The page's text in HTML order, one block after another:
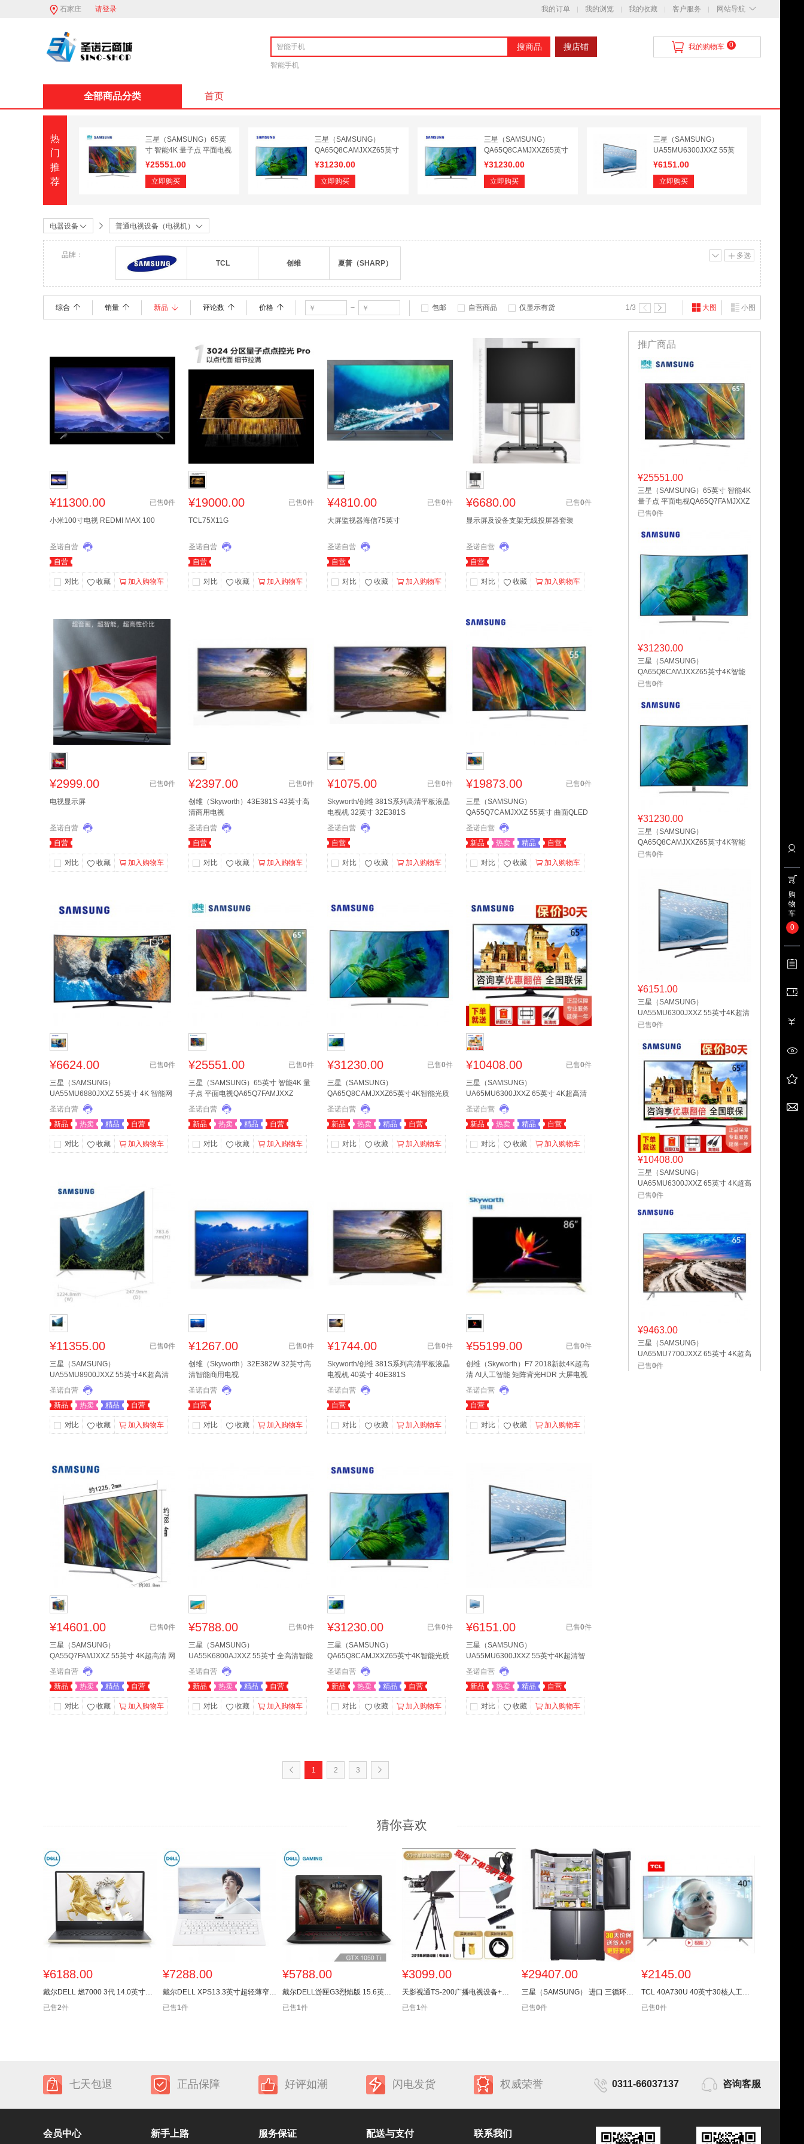
石家庄 请登录 我的订单 我的浏览 我的收藏 客户服务 网站导航
搜商品 搜店铺
智能手机
我的购物车 0
全部商品分类 首页
热
门
推
荐
三星（SAMSUNG）65英
寸 智能4K 量子点 平面电视
QA65Q7FAMJXXZ
¥25551.00
立即购买
三星（SAMSUNG）
QA65Q8CAMJXXZ65英寸
4K智能光质量子点曲面电
¥31230.00
立即购买
三星（SAMSUNG）
QA65Q8CAMJXXZ65英寸
4K智能光质量子点曲面电
¥31230.00
立即购买
三星（SAMSUNG）
UA55MU6300JXXZ 55英
寸4K超清智能液晶平板电
¥6151.00
立即购买
电器设备 普通电视设备（电视机）
品牌：
三星
TCL 创维 夏普（SHARP）
多选
综合 销量 新品 评论数 价格 ~ 包邮 自营商品 仅显示有货 1/3 大图 小图
¥11300.00 已售0件
小米100寸电视 REDMI MAX 100
圣诺自营
自营
对比 收藏 加入购物车
¥19000.00 已售0件
TCL75X11G
圣诺自营
自营
对比 收藏 加入购物车
¥4810.00 已售0件
大屏监视器海信75英寸
圣诺自营
自营
对比 收藏 加入购物车
¥6680.00 已售0件
显示屏及设备支架无线投屏器套装
圣诺自营
自营
对比 收藏 加入购物车
¥2999.00 已售0件
电视显示屏
圣诺自营
自营
对比 收藏 加入购物车
¥2397.00 已售0件
创维（Skyworth）43E381S 43英寸高
清商用电视
圣诺自营
自营
对比 收藏 加入购物车
¥1075.00 已售0件
Skyworth/创维 381S系列高清平板液晶
电视机 32英寸 32E381S
圣诺自营
自营
对比 收藏 加入购物车
¥19873.00 已售0件
三星（SAMSUNG）
QA55Q7CAMJXXZ 55英寸 曲面QLED
光质量子点 HDR
圣诺自营
新品
热卖 精品 自营
对比 收藏 加入购物车
¥6624.00 已售0件
三星（SAMSUNG）
UA55MU6880JXXZ 55英寸 4K 智能网
络曲面液晶电视
圣诺自营
新品
热卖 精品 自营
对比 收藏 加入购物车
¥25551.00 已售0件
三星（SAMSUNG）65英寸 智能4K 量
子点 平面电视QA65Q7FAMJXXZ
圣诺自营
新品
热卖 精品 自营
对比 收藏 加入购物车
¥31230.00 已售0件
三星（SAMSUNG）
QA65Q8CAMJXXZ65英寸4K智能光质
量子点曲面电视
圣诺自营
新品
热卖 精品 自营
对比 收藏 加入购物车
¥10408.00 已售0件
三星（SAMSUNG）
UA65MU6300JXXZ 65英寸 4K超高清
液晶平板电视
圣诺自营
新品
热卖 精品 自营
对比 收藏 加入购物车
¥11355.00 已售0件
三星（SAMSUNG）
UA55MU8900JXXZ 55英寸4K超高清
曲面智能网络电视
圣诺自营
新品
热卖 精品 自营
对比 收藏 加入购物车
¥1267.00 已售0件
创维（Skyworth）32E382W 32英寸高
清智能商用电视
圣诺自营
自营
对比 收藏 加入购物车
¥1744.00 已售0件
Skyworth/创维 381S系列高清平板液晶
电视机 40英寸 40E381S
圣诺自营
自营
对比 收藏 加入购物车
¥55199.00 已售0件
创维（Skyworth）F7 2018新款4K超高
清 AI人工智能 矩阵背光HDR 大屏电视
机 86F7（86英寸）
圣诺自营
自营
对比 收藏 加入购物车
¥14601.00 已售0件
三星（SAMSUNG）
QA55Q7FAMJXXZ 55英寸 4K超高清 网
络 智能电视
圣诺自营
新品
热卖 精品 自营
对比 收藏 加入购物车
¥5788.00 已售0件
三星（SAMSUNG）
UA55K6800AJXXZ 55英寸 全高清智能
液晶曲面电视
圣诺自营
新品
热卖 精品 自营
对比 收藏 加入购物车
¥31230.00 已售0件
三星（SAMSUNG）
QA65Q8CAMJXXZ65英寸4K智能光质
量子点曲面电视
圣诺自营
新品
热卖 精品 自营
对比 收藏 加入购物车
¥6151.00 已售0件
三星（SAMSUNG）
UA55MU6300JXXZ 55英寸4K超清智
能液晶平板电视机
圣诺自营
新品
热卖 精品 自营
对比 收藏 加入购物车
1 2 3
推广商品
¥25551.00
三星（SAMSUNG）65英寸 智能4K
量子点 平面电视QA65Q7FAMJXXZ
已售0件
¥31230.00
三星（SAMSUNG）
QA65Q8CAMJXXZ65英寸4K智能
光质量子点曲面电视
已售0件
¥31230.00
三星（SAMSUNG）
QA65Q8CAMJXXZ65英寸4K智能
光质量子点曲面电视
已售0件
¥6151.00
三星（SAMSUNG）
UA55MU6300JXXZ 55英寸4K超清
智能液晶平板电视机
已售0件
¥10408.00
三星（SAMSUNG）
UA65MU6300JXXZ 65英寸 4K超高
清 液晶平板电视
已售0件
¥9463.00
三星（SAMSUNG）
UA65MU7700JXXZ 65英寸 4K超高
清 HDR 智能电视
已售0件
猜你喜欢
¥6188.00
戴尔DELL 燃7000 3代 14.0英寸轻薄窄边框笔记本电脑(i7-8565U8G
已售2件
¥7288.00
戴尔DELL XPS13.3英寸超轻薄窄边框笔记本电脑(i5-8250U 8G256GS
已售1件
¥5788.00
戴尔DELL游匣G3烈焰版 15.6英寸游戏笔记本电脑(i5-8300H 8G128G
已售1件
¥3099.00
天影视通TS-200广播电视设备+提词器
已售1件
¥29407.00
三星（SAMSUNG） 进口 三循环WiFi变频十字对开冰箱RF65M9371M1/SC
已售0件
¥2145.00
TCL 40A730U 40英寸30核人工智能纤薄金属机身HDR 4K液晶电视机
已售0件
购
物
车
0
七天包退 正品保障 好评如潮 闪电发货 权威荣誉 0311-66037137 咨询客服
会员中心 新手上路 服务保证 配送与支付 联系我们